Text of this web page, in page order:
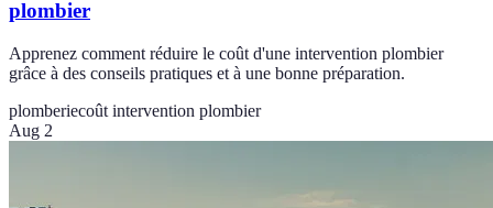
plombier
Apprenez comment réduire le coût d'une intervention plombier
grâce à des conseils pratiques et à une bonne préparation.
plomberiecoût intervention plombier
Aug 2